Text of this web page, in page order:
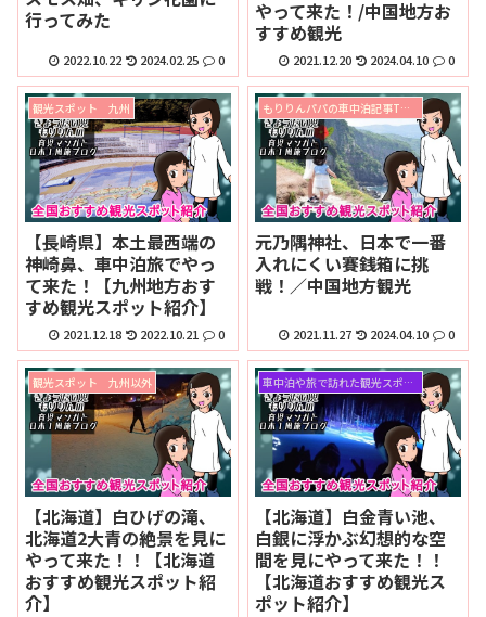
行ってみた
2022.10.22 2024.02.25 0
やって来た！/中国地方お
すすめ観光
2021.12.20 2024.04.10 0
観光スポット 九州
【長崎県】本土最西端の
神崎鼻、車中泊旅でやっ
て来た！【九州地方おす
すめ観光スポット紹介】
2021.12.18 2022.10.21 0
もりりんパパの車中泊記事TOPページ
元乃隅神社、日本で一番
入れにくい賽銭箱に挑
戦！／中国地方観光
2021.11.27 2024.04.10 0
観光スポット 九州以外
【北海道】白ひげの滝、
北海道2大青の絶景を見に
やって来た！！【北海道
おすすめ観光スポット紹
介】
車中泊や旅で訪れた観光スポット
【北海道】白金青い池、
白銀に浮かぶ幻想的な空
間を見にやって来た！！
【北海道おすすめ観光ス
ポット紹介】